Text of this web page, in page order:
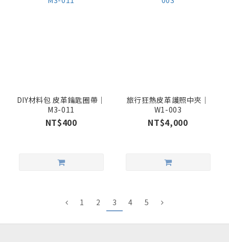
DIY材料包 皮革鑰匙圈帶｜
M3-011
NT$400
旅行狂熱皮革護照中夾｜
W1-003
NT$4,000
1 2 3 4 5